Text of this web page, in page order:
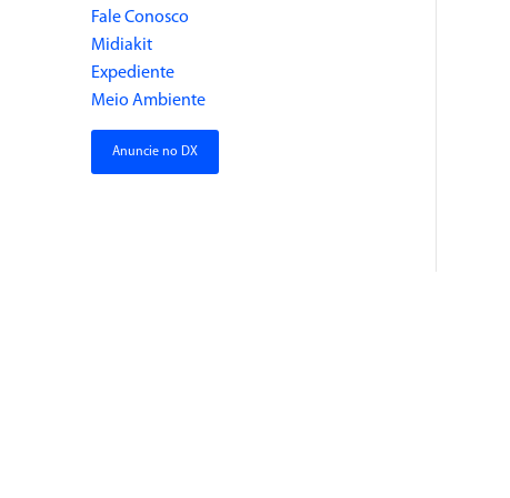
Fale Conosco
Midiakit
Expediente
Meio Ambiente
Anuncie no DX